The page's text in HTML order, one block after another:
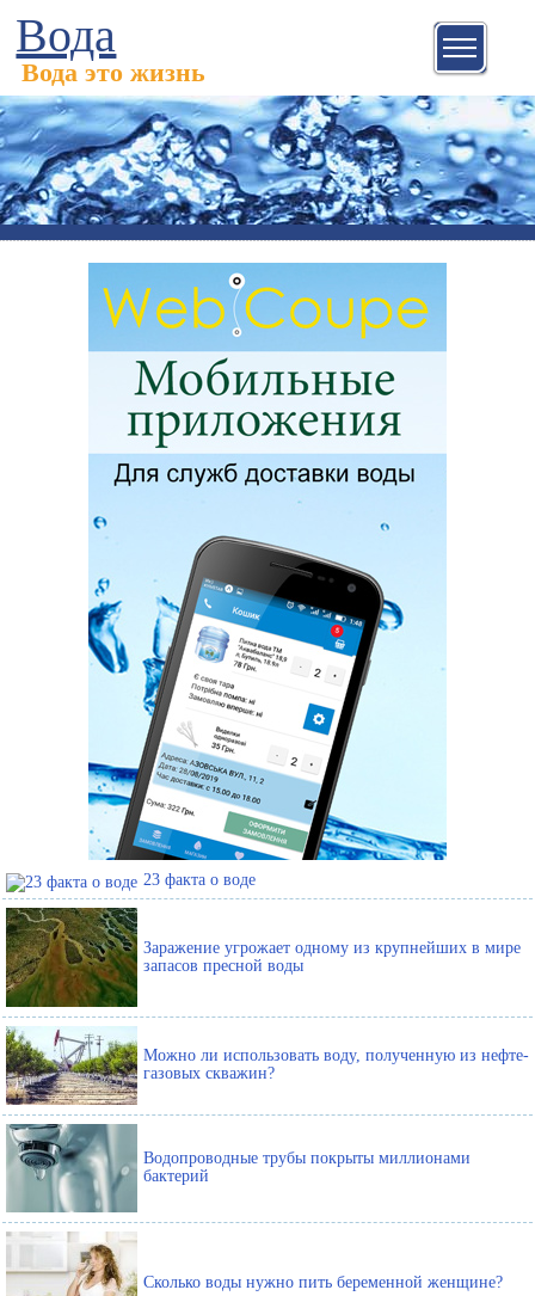
Вода
Вода это жизнь
23 факта о воде
Заражение угрожает одному из крупнейших в мире
запасов пресной воды
Можно ли использовать воду, полученную из нефте-
газовых скважин?
Водопроводные трубы покрыты миллионами
бактерий
Сколько воды нужно пить беременной женщине?